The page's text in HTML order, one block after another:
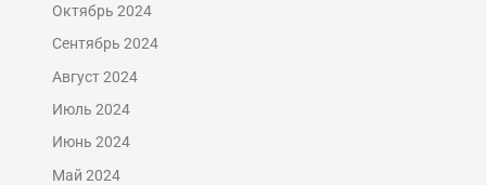
Октябрь 2024
Сентябрь 2024
Август 2024
Июль 2024
Июнь 2024
Май 2024